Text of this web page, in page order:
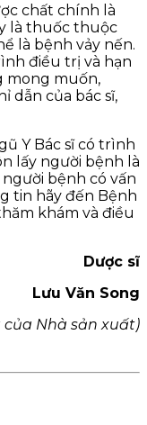
chất chính là
là thuốc thuộc
là bệnh vảy nến.
điều trị và hạn
mong muốn,
dẫn của bác sĩ,
Y Bác sĩ có trình
lấy người bệnh là
bệnh có vấn
tin hãy đến Bệnh
khám và điều
Dược sĩ
Lưu Văn Song
Nhà sản xuất)